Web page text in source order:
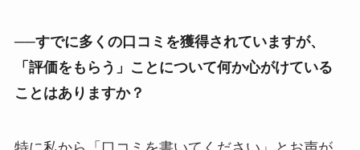
──すでに多くの口コミを獲得されていますが、
「評価をもらう」ことについて何か心がけている
ことはありますか？